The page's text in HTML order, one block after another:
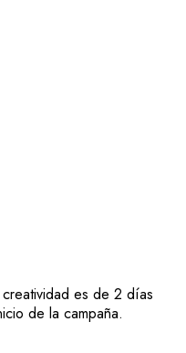
es de 2 días
de la campaña.